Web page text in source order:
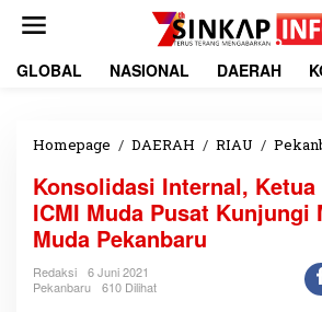
GLOBAL NASIONAL DAERAH
Homepage / DAERAH / RIAU /
Konsolidasi Internal,
ICMI Muda Pusat Kunjungi
Muda Pekanbaru
Redaksi
6 Juni 2021
Pekanbaru
610 Dilihat